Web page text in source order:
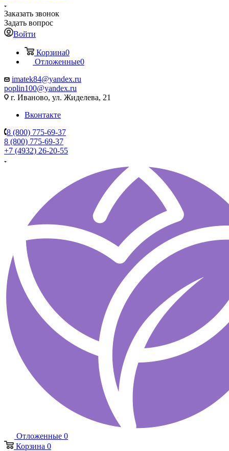
Заказать звонок
Задать вопрос
Войти
Корзина0
Отложенные0
imatek84@yandex.ru
poplin100@yandex.ru
г. Иваново, ул. Жиделева, 21
Вконтакте
8 (800) 775-69-37
8 (800) 775-69-37
+7 (4932) 26-20-55
Отложенные 0
Корзина 0